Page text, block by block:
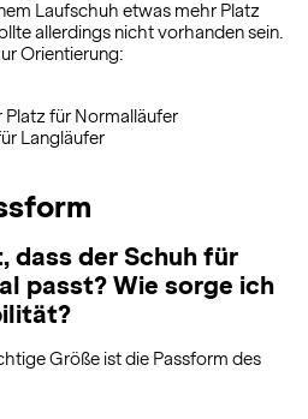
Laufschuh etwas mehr Platz
allerdings nicht vorhanden sein.
Orientierung:
Platz für Normalläufer
Langläufer
dass der Schuh für
passt? Wie sorge ich
Größe ist die Passform des